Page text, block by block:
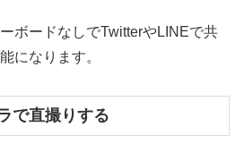
ボードなしでTwitterやLINEで共
になります。
で直撮りする